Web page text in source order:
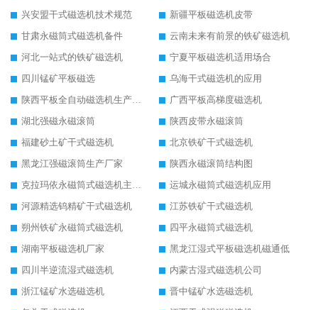
兴安盟干式磁选机技术规范
新疆平板磁选机皮带
甘肃永磁筒式磁选机备件
云南未来有前景的铁矿磁选机
河北一站式的铁矿磁选机
宁夏平板磁选机适用场合
四川锰矿平板磁选
乌海干式磁选机的应用
陕西平板全自动磁选机生产厂家
广西平板高梯度磁选机
湖北强磁永磁滚筒
陕西皮带永磁滚筒
福建砂土矿干式磁选机
北京铁矿干式磁选机
黑龙江强磁滚筒生产厂家
陕西永磁滚筒结构图
克拉玛依永磁筒式磁选机主要技术参数
运城永磁筒式磁选机应用
河源精选钨精矿干式磁选机
江苏铁矿干式磁选机
朔州铁矿永磁筒式磁选机
四平永磁筒式磁选机
湖南平板磁选机厂家
黑龙江湿式平板磁选机磁通低
四川半逆流湿式磁选机
内蒙古湿式磁选机公司
浙江锰矿水选磁选机
晋中锰矿水选磁选机